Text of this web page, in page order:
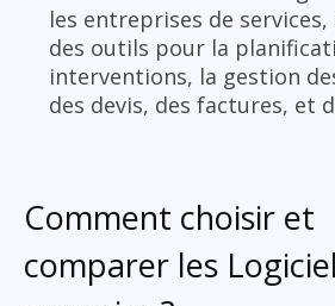
les entreprises de
des outils pour la
interventions, la gestion
des devis, des factures, et
Comment choisir et
comparer les